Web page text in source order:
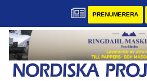
PRENUMERERA